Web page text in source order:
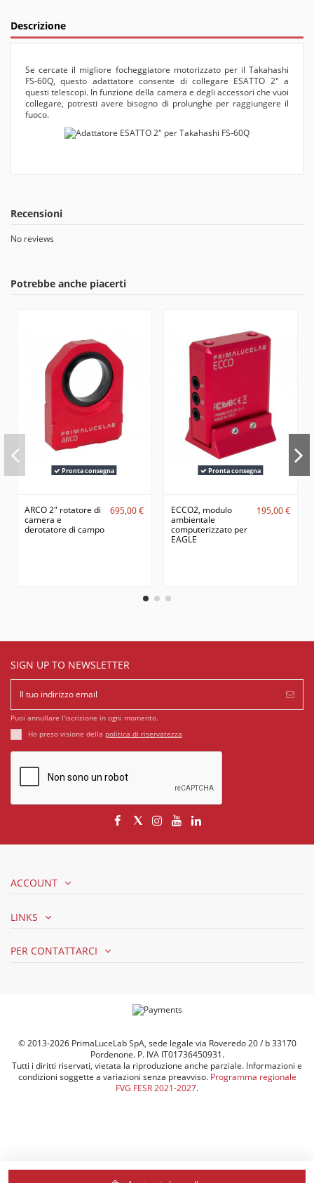
Descrizione
Se cercate il migliore focheggiatore motorizzato per il Takahashi
FS-60Q, questo adattatore consente di collegare ESATTO 2" a
questi telescopi. In funzione della camera e degli accessori che vuoi
collegare, potresti avere bisogno di prolunghe per raggiungere il
fuoco.
Recensioni
No reviews
Potrebbe anche piacerti
Pronta consegna
ARCO 2" rotatore di
camera e
derotatore di campo
695,00 €
Pronta consegna
ECCO2, modulo
ambientale
computerizzato per
EAGLE
195,00 €
SIGN UP TO NEWSLETTER
Puoi annullare l'iscrizione in ogni momento.
Ho preso visione della politica di riservatezza
ACCOUNT
LINKS
PER CONTATTARCI
© 2013-2026 PrimaLuceLab SpA, sede legale via Roveredo 20 / b 33170
Pordenone. P. IVA IT01736450931.
Tutti i diritti riservati, vietata la riproduzione anche parziale. Informazioni e
condizioni soggette a variazioni senza preavviso. Programma regionale
FVG FESR 2021-2027.
Le tue preferenze relative alla privacy